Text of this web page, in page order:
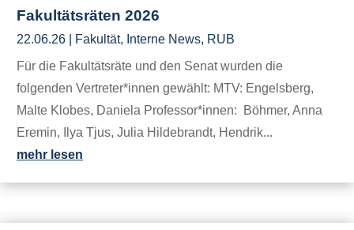
Fakultätsräten 2026
22.06.26 Fakultät, Interne News, RUB
Für die Fakultätsräte und den Senat wurden die
folgenden Vertreter*innen gewählt: MTV: Engelsberg,
Malte Klobes, Daniela Professor*innen: Böhmer, Anna
Eremin, Ilya Tjus, Julia Hildebrandt, Hendrik...
mehr lesen